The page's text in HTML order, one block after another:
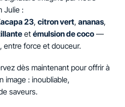
Julie :
23, citron vert, ananas,
et émulsion de coco —
entre force et douceur.
dès maintenant pour offrir à
image : inoubliable,
saveurs.